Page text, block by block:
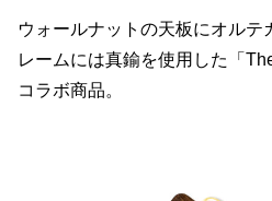
ウォールナットの天板にオルテ
レームには真鍮を使用した「
コラボ商品。